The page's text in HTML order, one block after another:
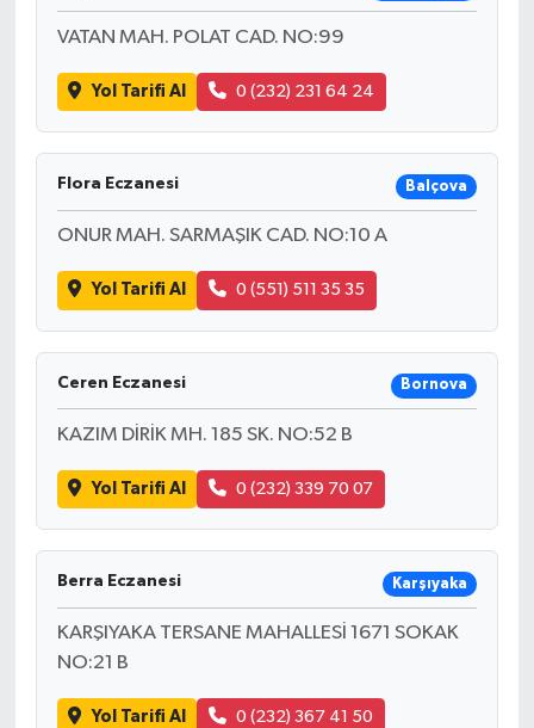
VATAN MAH. POLAT CAD. NO:99
Yol Tarifi Al 0 (232) 231 64 24
Flora Eczanesi Balçova
ONUR MAH. SARMAŞIK CAD. NO:10 A
Yol Tarifi Al 0 (551) 511 35 35
Ceren Eczanesi Bornova
KAZIM DİRİK MH. 185 SK. NO:52 B
Yol Tarifi Al 0 (232) 339 70 07
Berra Eczanesi Karşıyaka
KARŞIYAKA TERSANE MAHALLESİ 1671 SOKAK
NO:21 B
Yol Tarifi Al 0 (232) 367 41 50